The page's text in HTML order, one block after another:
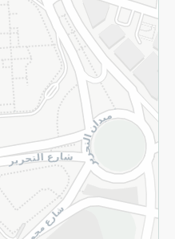
قم بالتسجيل للنشرة
©2026 - Spinneys | جميع الحقوق محفوظة